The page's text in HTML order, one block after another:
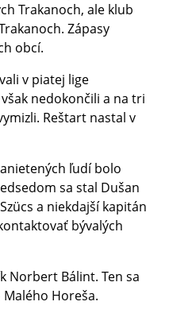
Trakanoch, ale klub
Zápasy
obcí.
v piatej lige
nedokončili a na tri
Reštart nastal v
ľudí bolo
sa stal Dušan
a niekdajší kapitán
bývalých
Norbert Bálint. Ten sa
Horeša.